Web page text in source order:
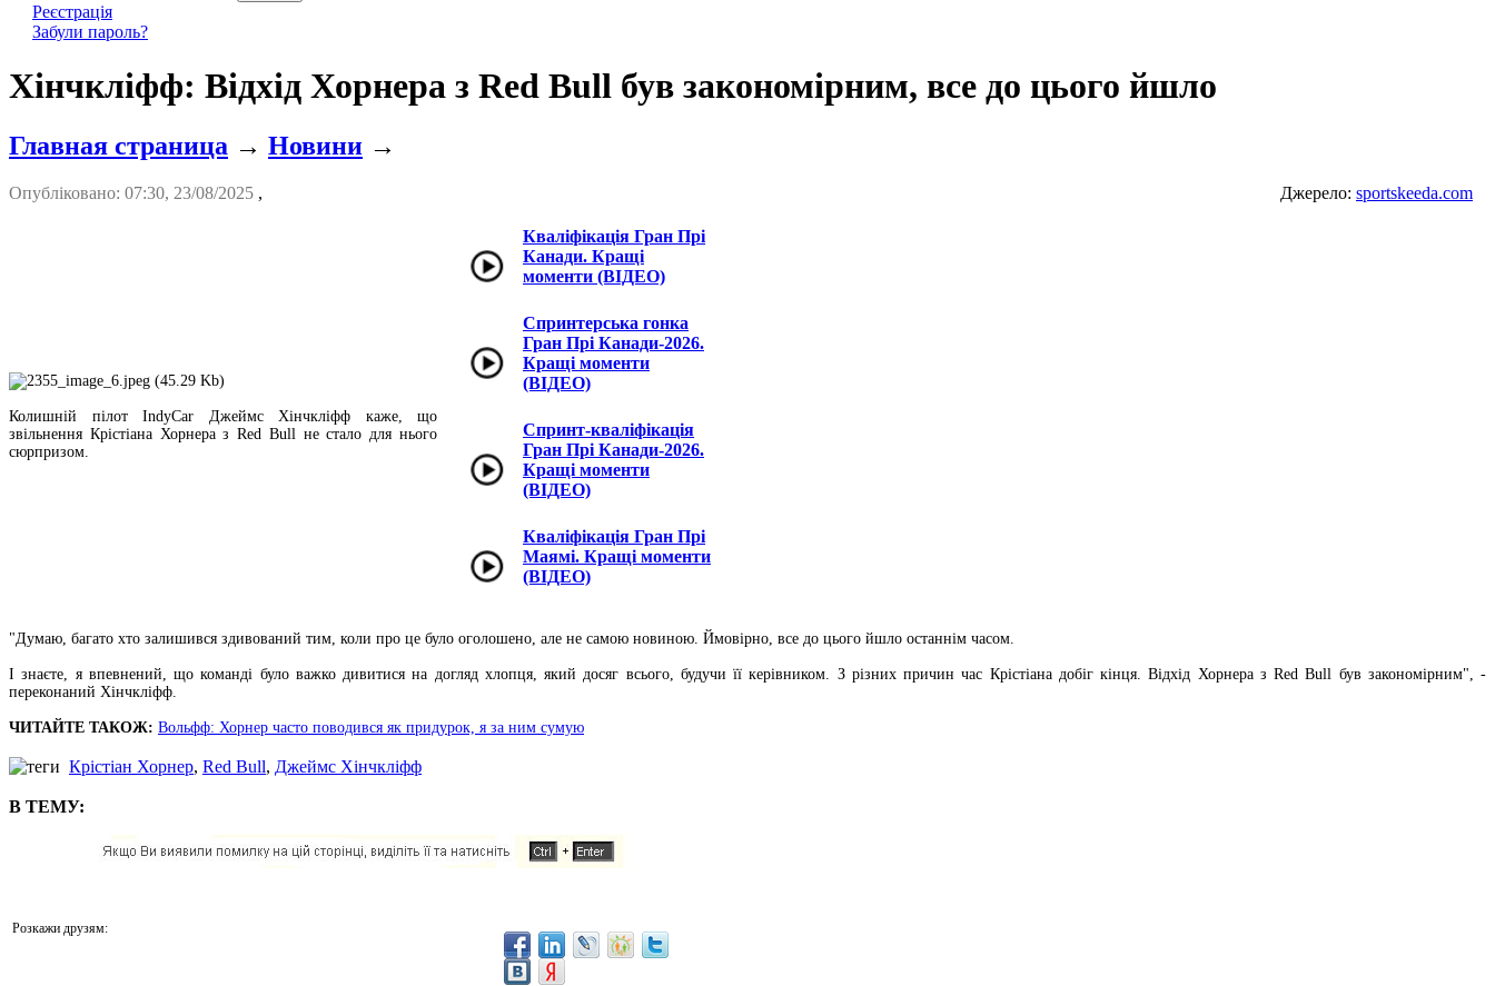
Реєстрація
Забули пароль?
Хінчкліфф: Відхід Хорнера з Red Bull був закономірним, все до цього йшло
Главная страница → Новини →
Опубліковано: 07:30, 23/08/2025 , Джерело: sportskeeda.com
Колишній пілот IndyCar Джеймс Хінчкліфф каже, що
звільнення Крістіана Хорнера з Red Bull не стало для нього
сюрпризом.
Кваліфікація Гран Прі
Канади. Кращі
моменти (ВІДЕО)
Спринтерська гонка
Гран Прі Канади-2026.
Кращі моменти
(ВІДЕО)
Спринт-кваліфікація
Гран Прі Канади-2026.
Кращі моменти
(ВІДЕО)
Кваліфікація Гран Прі
Маямі. Кращі моменти
(ВІДЕО)
"Думаю, багато хто залишився здивований тим, коли про це було оголошено, але не самою новиною. Ймовірно, все до цього йшло останнім часом.
І знаєте, я впевнений, що команді було важко дивитися на догляд хлопця, який досяг всього, будучи її керівником. З різних причин час Крістіана добіг кінця. Відхід Хорнера з Red Bull був закономірним", -
переконаний Хінчкліфф.
ЧИТАЙТЕ ТАКОЖ: Вольфф: Хорнер часто поводився як придурок, я за ним сумую
Крістіан Хорнер, Red Bull, Джеймс Хінчкліфф
В ТЕМУ:
Розкажи друзям: